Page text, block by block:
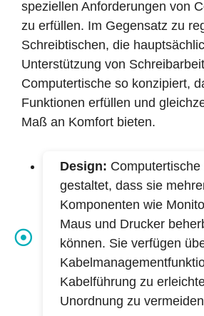
speziellen Anforderungen von
zu erfüllen. Im Gegensatz zu
Schreibtischen, die
Unterstützung von
Computertische so konzipiert,
Funktionen erfüllen und
Maß an Komfort bieten.
Design: Computertische
gestaltet, dass sie
Komponenten wie
Maus und Drucker
können. Sie verfügen
Kabelführung zu
Unordnung zu